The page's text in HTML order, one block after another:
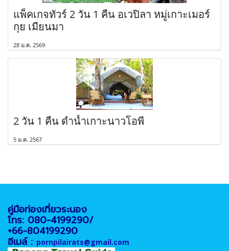
แพ็คเกจทัวร์ 2 วัน 1 คืน อเวปิลา หมู่เกาะเมอร์
กุย เมียนมา
28 ม.ค. 2569
2 วัน 1 คืน ดำน้ำเกาะนาวโอพี
5 ม.ค. 2567
คู่มือท่องเที่ยวระนอง
โทร: 080-4199290/
+66-804199290
อีเมล์ : pornpilairats@gmail.com